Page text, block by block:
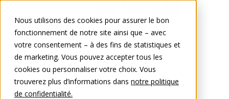
Nous utilisons des cookies pour assurer le bon
fonctionnement de notre site ainsi que – avec
votre consentement – à des fins de statistiques et
de marketing. Vous pouvez accepter tous les
cookies ou personnaliser votre choix. Vous
trouverez plus d’informations dans notre politique
de confidentialité.
0848 00 77 88